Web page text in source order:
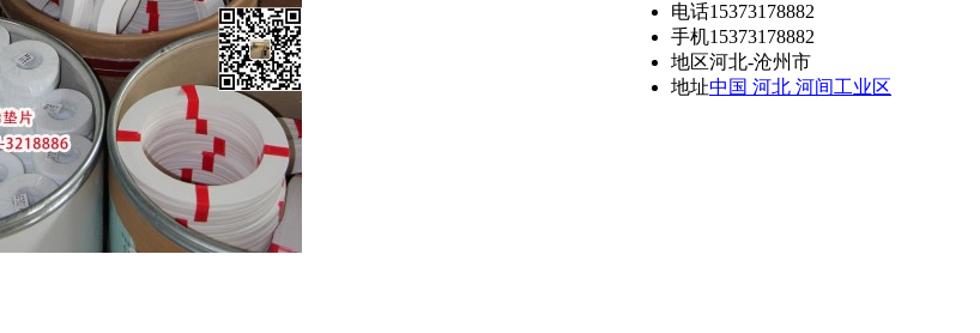
电话15373178882
手机15373178882
地区河北-沧州市
地址中国 河北 河间工业区